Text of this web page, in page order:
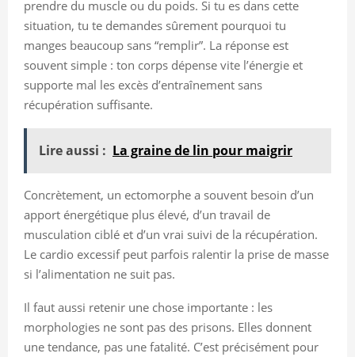
prendre du muscle ou du poids. Si tu es dans cette
situation, tu te demandes sûrement pourquoi tu
manges beaucoup sans “remplir”. La réponse est
souvent simple : ton corps dépense vite l’énergie et
supporte mal les excès d’entraînement sans
récupération suffisante.
Lire aussi : La graine de lin pour maigrir
Concrètement, un ectomorphe a souvent besoin d’un
apport énergétique plus élevé, d’un travail de
musculation ciblé et d’un vrai suivi de la récupération.
Le cardio excessif peut parfois ralentir la prise de masse
si l’alimentation ne suit pas.
Il faut aussi retenir une chose importante : les
morphologies ne sont pas des prisons. Elles donnent
une tendance, pas une fatalité. C’est précisément pour